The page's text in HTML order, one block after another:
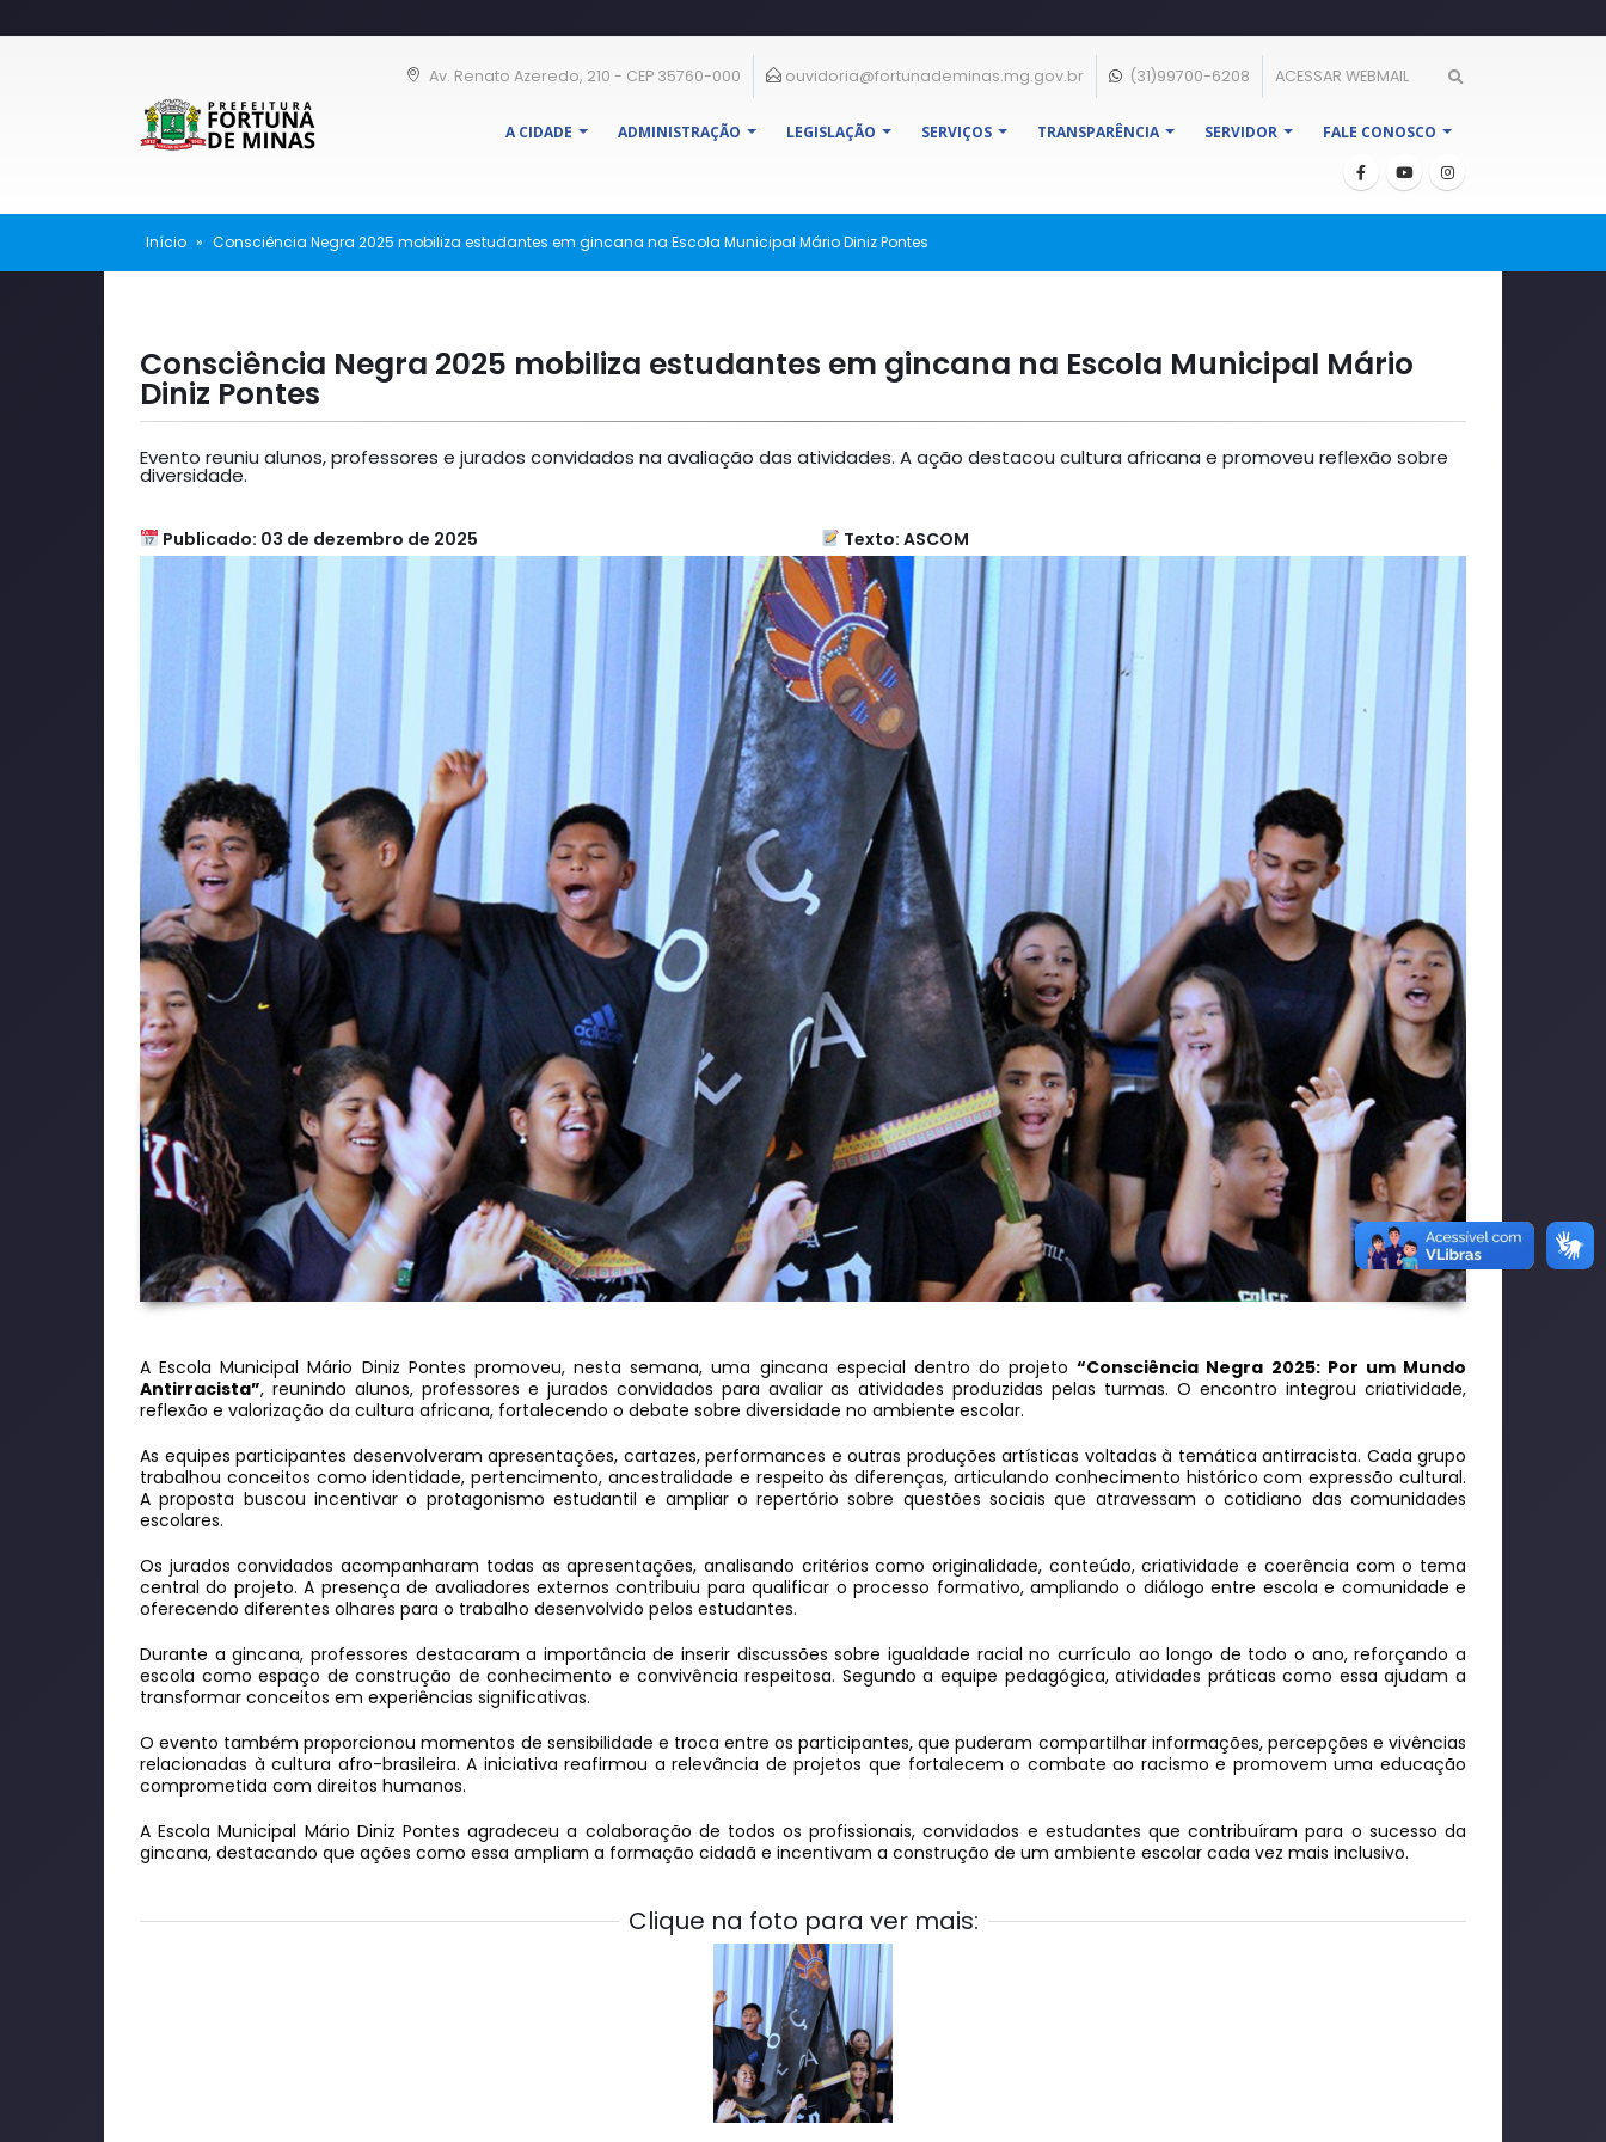
Av. Renato Azeredo, 210 - CEP 35760-000 ouvidoria@fortunademinas.mg.gov.br (31)99700-6208 ACESSAR WEBMAIL
A CIDADE ADMINISTRAÇÃO LEGISLAÇÃO SERVIÇOS TRANSPARÊNCIA SERVIDOR FALE CONOSCO
Início » Consciência Negra 2025 mobiliza estudantes em gincana na Escola Municipal Mário Diniz Pontes
Consciência Negra 2025 mobiliza estudantes em gincana na Escola Municipal Mário
Diniz Pontes
Evento reuniu alunos, professores e jurados convidados na avaliação das atividades. A ação destacou cultura africana e promoveu reflexão sobre
diversidade.
Publicado: 03 de dezembro de 2025 Texto: ASCOM
A Escola Municipal Mário Diniz Pontes promoveu, nesta semana, uma gincana especial dentro do projeto“Consciência Negra 2025: Por um Mundo
Antirracista”, reunindo alunos, professores e jurados convidados para avaliar as atividades produzidas pelas turmas. O encontro integrou criatividade,
reflexão e valorização da cultura africana, fortalecendo o debate sobre diversidade no ambiente escolar.
As equipes participantes desenvolveram apresentações, cartazes, performances e outras produções artísticas voltadas à temática antirracista. Cada grupo
trabalhou conceitos como identidade, pertencimento, ancestralidade e respeito às diferenças, articulando conhecimento histórico com expressão cultural.
A proposta buscou incentivar o protagonismo estudantil e ampliar o repertório sobre questões sociais que atravessam o cotidiano das comunidades
escolares.
Os jurados convidados acompanharam todas as apresentações, analisando critérios como originalidade, conteúdo, criatividade e coerência com o tema
central do projeto. A presença de avaliadores externos contribuiu para qualificar o processo formativo, ampliando o diálogo entre escola e comunidade e
oferecendo diferentes olhares para o trabalho desenvolvido pelos estudantes.
Durante a gincana, professores destacaram a importância de inserir discussões sobre igualdade racial no currículo ao longo de todo o ano, reforçando a
escola como espaço de construção de conhecimento e convivência respeitosa. Segundo a equipe pedagógica, atividades práticas como essa ajudam a
transformar conceitos em experiências significativas.
O evento também proporcionou momentos de sensibilidade e troca entre os participantes, que puderam compartilhar informações, percepções e vivências
relacionadas à cultura afro-brasileira. A iniciativa reafirmou a relevância de projetos que fortalecem o combate ao racismo e promovem uma educação
comprometida com direitos humanos.
A Escola Municipal Mário Diniz Pontes agradeceu a colaboração de todos os profissionais, convidados e estudantes que contribuíram para o sucesso da
gincana, destacando que ações como essa ampliam a formação cidadã e incentivam a construção de um ambiente escolar cada vez mais inclusivo.
Clique na foto para ver mais: